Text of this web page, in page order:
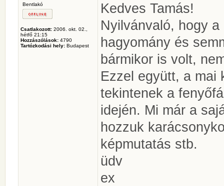
Bentlakó
Csatlakozott: 2006. okt. 02.,
hétfő 21:15
Hozzászólások: 4790
Tartózkodási hely: Budapest
Kedves Tamás!
Nyilvánvaló, hogy
hagyomány és
bármikor is volt,
Ezzel együtt, a mai
tekintenek a
idején. Mi már a
hozzuk
képmutatás stb.
üdv
ex